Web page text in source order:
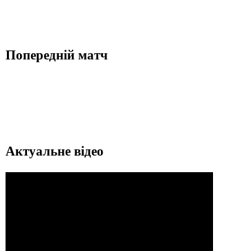
Попередній матч
Актуальне відео